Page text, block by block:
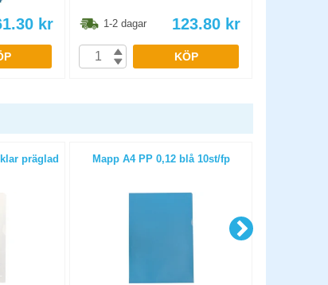
kr 1-2 dagar 123.80 kr
KÖP
präglad
Mapp A4 PP 0,12 blå 10st/fp